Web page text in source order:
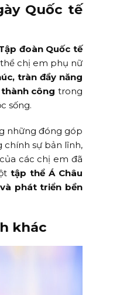
Quốc tế
đoàn Quốc tế
chị em phụ nữ
tràn đầy năng
công trong
sống.
những đóng góp
chính sự bản lĩnh,
các chị em đã
tập thể Á Châu
phát triển bền
khác